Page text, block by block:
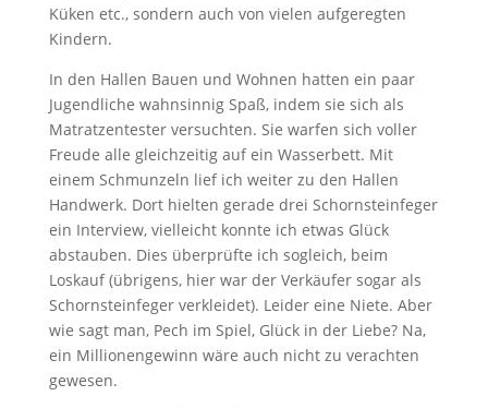
Küken etc., sondern auch von vielen aufgeregten
Kindern.
In den Hallen Bauen und Wohnen hatten ein paar
Jugendliche wahnsinnig Spaß, indem sie sich als
Matratzentester versuchten. Sie warfen sich voller
Freude alle gleichzeitig auf ein Wasserbett. Mit
einem Schmunzeln lief ich weiter zu den Hallen
Handwerk. Dort hielten gerade drei Schornsteinfeger
ein Interview, vielleicht konnte ich etwas Glück
abstauben. Dies überprüfte ich sogleich, beim
Loskauf (übrigens, hier war der Verkäufer sogar als
Schornsteinfeger verkleidet). Leider eine Niete. Aber
wie sagt man, Pech im Spiel, Glück in der Liebe? Na,
ein Millionengewinn wäre auch nicht zu verachten
gewesen.